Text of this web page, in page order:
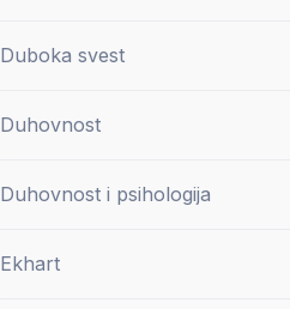
Duboka svest
Duhovnost
Duhovnost i psihologija
Ekhart